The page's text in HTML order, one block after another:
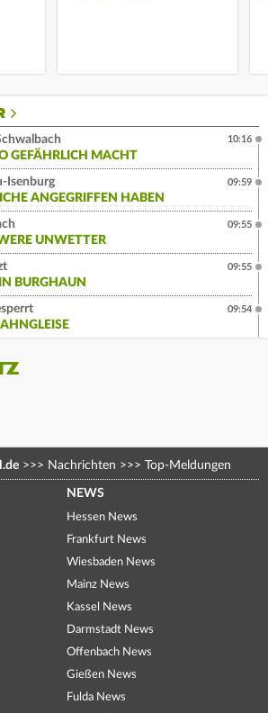
GEFÄHRLICH MACHT
10:16
Isenburg
ANGEGRIFFEN HABEN
09:59
UNWETTER
09:55
BURGHAUN
09:55
09:54
>>> Nachrichten >>> Top-Meldungen
NEWS
Hessen News
Frankfurt News
Wiesbaden News
Mainz News
Kassel News
Darmstadt News
Offenbach News
Gießen News
Fulda News